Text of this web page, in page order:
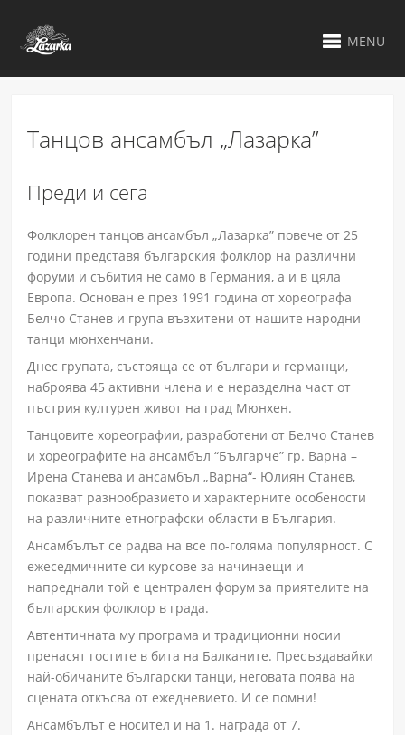
MENU
Tанцов ансамбъл „Лазарка”
Преди и сега
Фолклорен танцов ансамбъл „Лазарка” повече от 25
години представя българския фолклор на различни
форуми и събития не само в Германия, а и в цяла
Европа. Основан е през 1991 година от хореографа
Белчо Станев и група възхитени от нашите народни
танци мюнхенчани.
Днес групата, състояща се от българи и германци,
наброява 45 активни члена и е неразделна част от
пъстрия културен живот на град Мюнхен.
Танцовите хореографии, разработени от Белчо Станев
и хореографите на ансамбъл “Българче” гр. Варна –
Ирена Станева и ансамбъл „Варна“- Юлиян Станев,
показват разнообразието и характерните особености
на различните етнографски области в България.
Ансамбълът се радва на все по-голяма популярност. С
ежеседмичните си курсове за начинаещи и
напреднали той е централен форум за приятелите на
българския фолклор в града.
Автентичната му програма и традиционни носии
пренасят гостите в бита на Балканите. Пресъздавайки
най-обичаните български танци, неговата поява на
сцената откъсва от ежедневието. И се помни!
Ансамбълът е носител и на 1. награда от 7.